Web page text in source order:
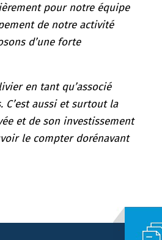
pour notre équipe
de notre activité
d’une forte
en tant qu’associé
aussi et surtout la
et de son investissement
le compter dorénavant